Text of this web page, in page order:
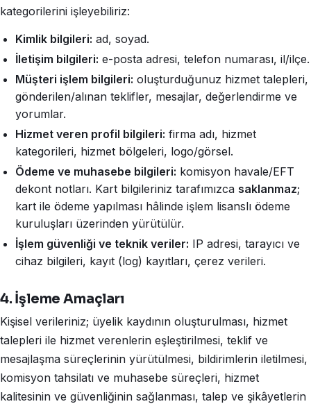
kategorilerini işleyebiliriz:
Kimlik bilgileri: ad, soyad.
İletişim bilgileri: e-posta adresi, telefon numarası, il/ilçe.
Müşteri işlem bilgileri: oluşturduğunuz hizmet talepleri,
gönderilen/alınan teklifler, mesajlar, değerlendirme ve
yorumlar.
Hizmet veren profil bilgileri: firma adı, hizmet
kategorileri, hizmet bölgeleri, logo/görsel.
Ödeme ve muhasebe bilgileri: komisyon havale/EFT
dekont notları. Kart bilgileriniz tarafımızca saklanmaz;
kart ile ödeme yapılması hâlinde işlem lisanslı ödeme
kuruluşları üzerinden yürütülür.
İşlem güvenliği ve teknik veriler: IP adresi, tarayıcı ve
cihaz bilgileri, kayıt (log) kayıtları, çerez verileri.
4. İşleme Amaçları
Kişisel verileriniz; üyelik kaydının oluşturulması, hizmet
talepleri ile hizmet verenlerin eşleştirilmesi, teklif ve
mesajlaşma süreçlerinin yürütülmesi, bildirimlerin iletilmesi,
komisyon tahsilatı ve muhasebe süreçleri, hizmet
kalitesinin ve güvenliğinin sağlanması, talep ve şikâyetlerin